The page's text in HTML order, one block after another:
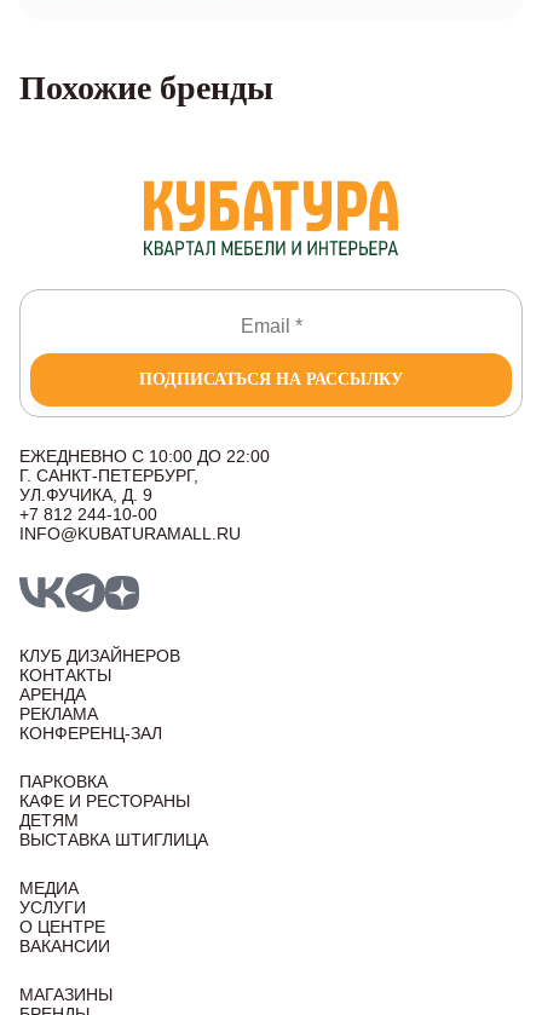
Похожие бренды
ПОДПИСАТЬСЯ НА РАССЫЛКУ
ЕЖЕДНЕВНО С 10:00 ДО 22:00
Г. САНКТ-ПЕТЕРБУРГ,
УЛ.ФУЧИКА, Д. 9
+7 812 244-10-00
INFO@KUBATURAMALL.RU
КЛУБ ДИЗАЙНЕРОВ
КОНТАКТЫ
АРЕНДА
РЕКЛАМА
КОНФЕРЕНЦ-ЗАЛ
ПАРКОВКА
КАФЕ И РЕСТОРАНЫ
ДЕТЯМ
ВЫСТАВКА ШТИГЛИЦА
МЕДИА
УСЛУГИ
О ЦЕНТРЕ
ВАКАНСИИ
МАГАЗИНЫ